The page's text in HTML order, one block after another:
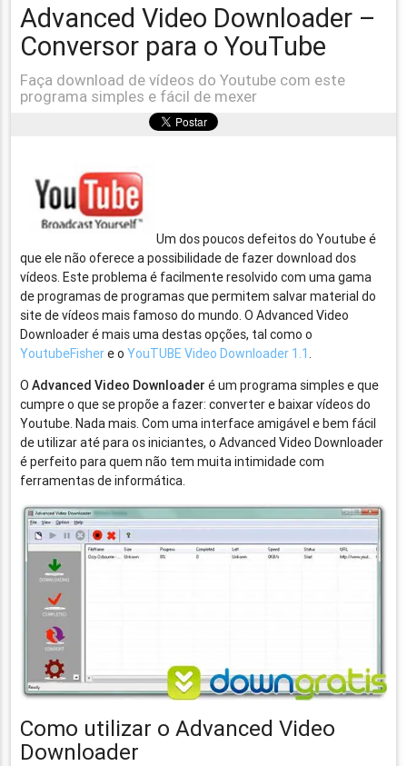
Advanced Video Downloader –
Conversor para o YouTube
Faça download de vídeos do Youtube com este
programa simples e fácil de mexer
Um dos poucos defeitos do Youtube é
que ele não oferece a possibilidade de fazer download dos
vídeos. Este problema é facilmente resolvido com uma gama
de programas de programas que permitem salvar material do
site de vídeos mais famoso do mundo. O Advanced Video
Downloader é mais uma destas opções, tal como o
YoutubeFishere oYouTUBE Video Downloader 1.1.
OAdvanced Video Downloader é um programa simples e que
cumpre o que se propõe a fazer: converter e baixar vídeos do
Youtube. Nada mais. Com uma interface amigável e bem fácil
de utilizar até para os iniciantes, o Advanced Video Downloader
é perfeito para quem não tem muita intimidade com
ferramentas de informática.
Como utilizar o Advanced Video
Downloader